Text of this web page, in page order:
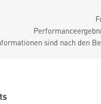
sind nach den